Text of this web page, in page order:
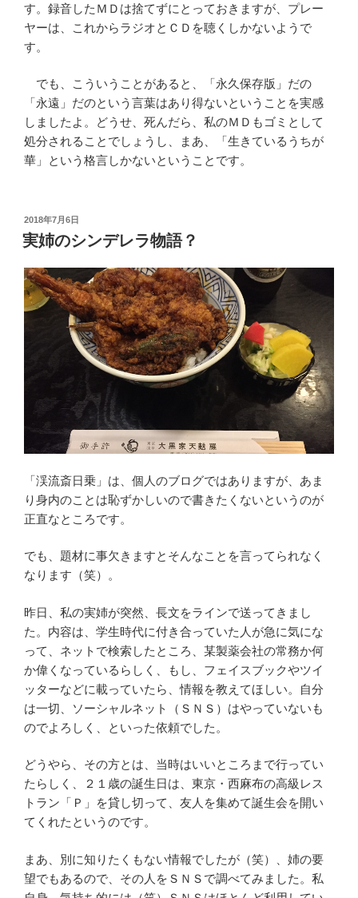
す。録音したＭＤは捨てずにとっておきますが、プレー
ヤーは、これからラジオとＣＤを聴くしかないようで
す。
でも、こういうことがあると、「永久保存版」だの
「永遠」だのという言葉はあり得ないということを実感
しましたよ。どうせ、死んだら、私のＭＤもゴミとして
処分されることでしょうし、まあ、「生きているうちが
華」という格言しかないということです。
投
稿
日:
2018年7月6日
実姉のシンデレラ物語？
「渓流斎日乗」は、個人のブログではありますが、あま
り身内のことは恥ずかしいので書きたくないというのが
正直なところです。
でも、題材に事欠きますとそんなことを言ってられなく
なります（笑）。
昨日、私の実姉が突然、長文をラインで送ってきまし
た。内容は、学生時代に付き合っていた人が急に気にな
って、ネットで検索したところ、某製薬会社の常務か何
か偉くなっているらしく、もし、フェイスブックやツイ
ッターなどに載っていたら、情報を教えてほしい。自分
は一切、ソーシャルネット（ＳＮＳ）はやっていないも
のでよろしく、といった依頼でした。
どうやら、その方とは、当時はいいところまで行ってい
たらしく、２１歳の誕生日は、東京・西麻布の高級レス
トラン「Ｐ」を貸し切って、友人を集めて誕生会を開い
てくれたというのです。
まあ、別に知りたくもない情報でしたが（笑）、姉の要
望でもあるので、その人をＳＮＳで調べてみました。私